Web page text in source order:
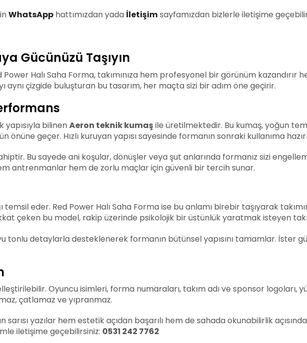
WhatsApp hattımızdan yada İletişimsayfamızdan bizlerle iletişime
Gücünüzü Taşıyın
Halı Saha Forma, takımınıza hem profesyonel bir görünüm kazandırır
aynı çizgide buluşturan bu tasarım, her maçta sizi bir adım öne geçirir.
bilinenAeron teknik kumaşile üretilmektedir. Bu kumaş, yoğun
geçer. Hızlı kuruyan yapısı sayesinde formanın sonraki kullanıma
Bu sayede ani koşular, dönüşler veya şut anlarında formanız sizi
antrenmanlar hem de zorlu maçlar için güvenli bir tercih sunar.
temsil eder. Red Power Halı Saha Forma ise bu anlamı birebir taşıyarak
çeken bu model, rakip üzerinde psikolojik bir üstünlük yaratmak isteyen
tonlu detaylarla desteklenerek formanın bütünsel yapısını tamamlar. İster
Oyuncu isimleri, forma numaraları, takım adı ve sponsor logoları,
çatlamaz ve yıpranmaz.
yazılar hem estetik açıdan başarılı hem de sahada okunabilirlik
iletişime geçebilirsiniz: 0531 242 7762